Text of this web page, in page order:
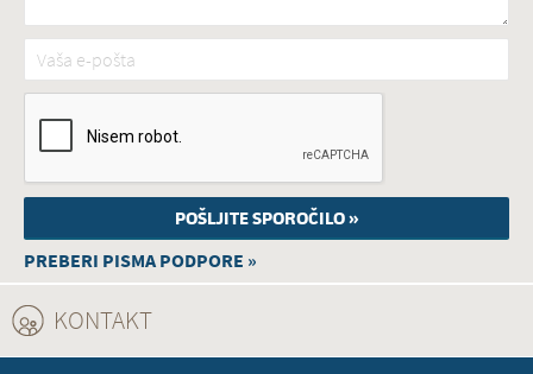
Vaša e-pošta*
PREBERI PISMA PODPORE »
KONTAKT